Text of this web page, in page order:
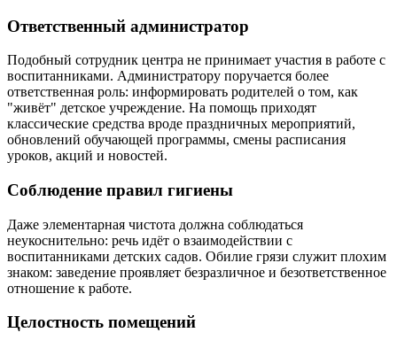
Ответственный администратор
Подобный сотрудник центра не принимает участия в работе с
воспитанниками. Администратору поручается более
ответственная роль: информировать родителей о том, как
"живёт" детское учреждение. На помощь приходят
классические средства вроде праздничных мероприятий,
обновлений обучающей программы, смены расписания
уроков, акций и новостей.
Соблюдение правил гигиены
Даже элементарная чистота должна соблюдаться
неукоснительно: речь идёт о взаимодействии с
воспитанниками детских садов. Обилие грязи служит плохим
знаком: заведение проявляет безразличное и безответственное
отношение к работе.
Целостность помещений